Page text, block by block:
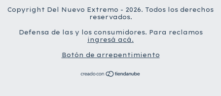
Copyright Del Nuevo Extremo - 2026. Todos los derechos
reservados.
Defensa de las y los consumidores. Para reclamos
ingresá acá.
Botón de arrepentimiento